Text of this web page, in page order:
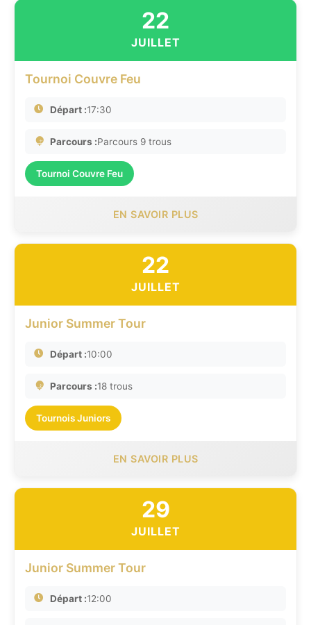
22
JUILLET
Tournoi Couvre Feu
Départ :17:30
Parcours :Parcours 9 trous
Tournoi Couvre Feu
EN SAVOIR PLUS
22
JUILLET
Junior Summer Tour
Départ :10:00
Parcours :18 trous
Tournois Juniors
EN SAVOIR PLUS
29
JUILLET
Junior Summer Tour
Départ :12:00